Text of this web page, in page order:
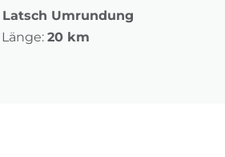
Latsch Umrundung
Länge: 20 km